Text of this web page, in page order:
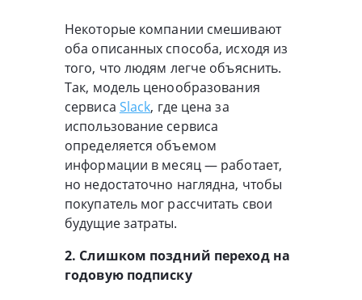
Некоторые компании смешивают
оба описанных способа, исходя из
того, что людям легче объяснить.
Так, модель ценообразования
сервиса Slack, где цена за
использование сервиса
определяется объемом
информации в месяц — работает,
но недостаточно наглядна, чтобы
покупатель мог рассчитать свои
будущие затраты.
2. Слишком поздний переход на
годовую подписку